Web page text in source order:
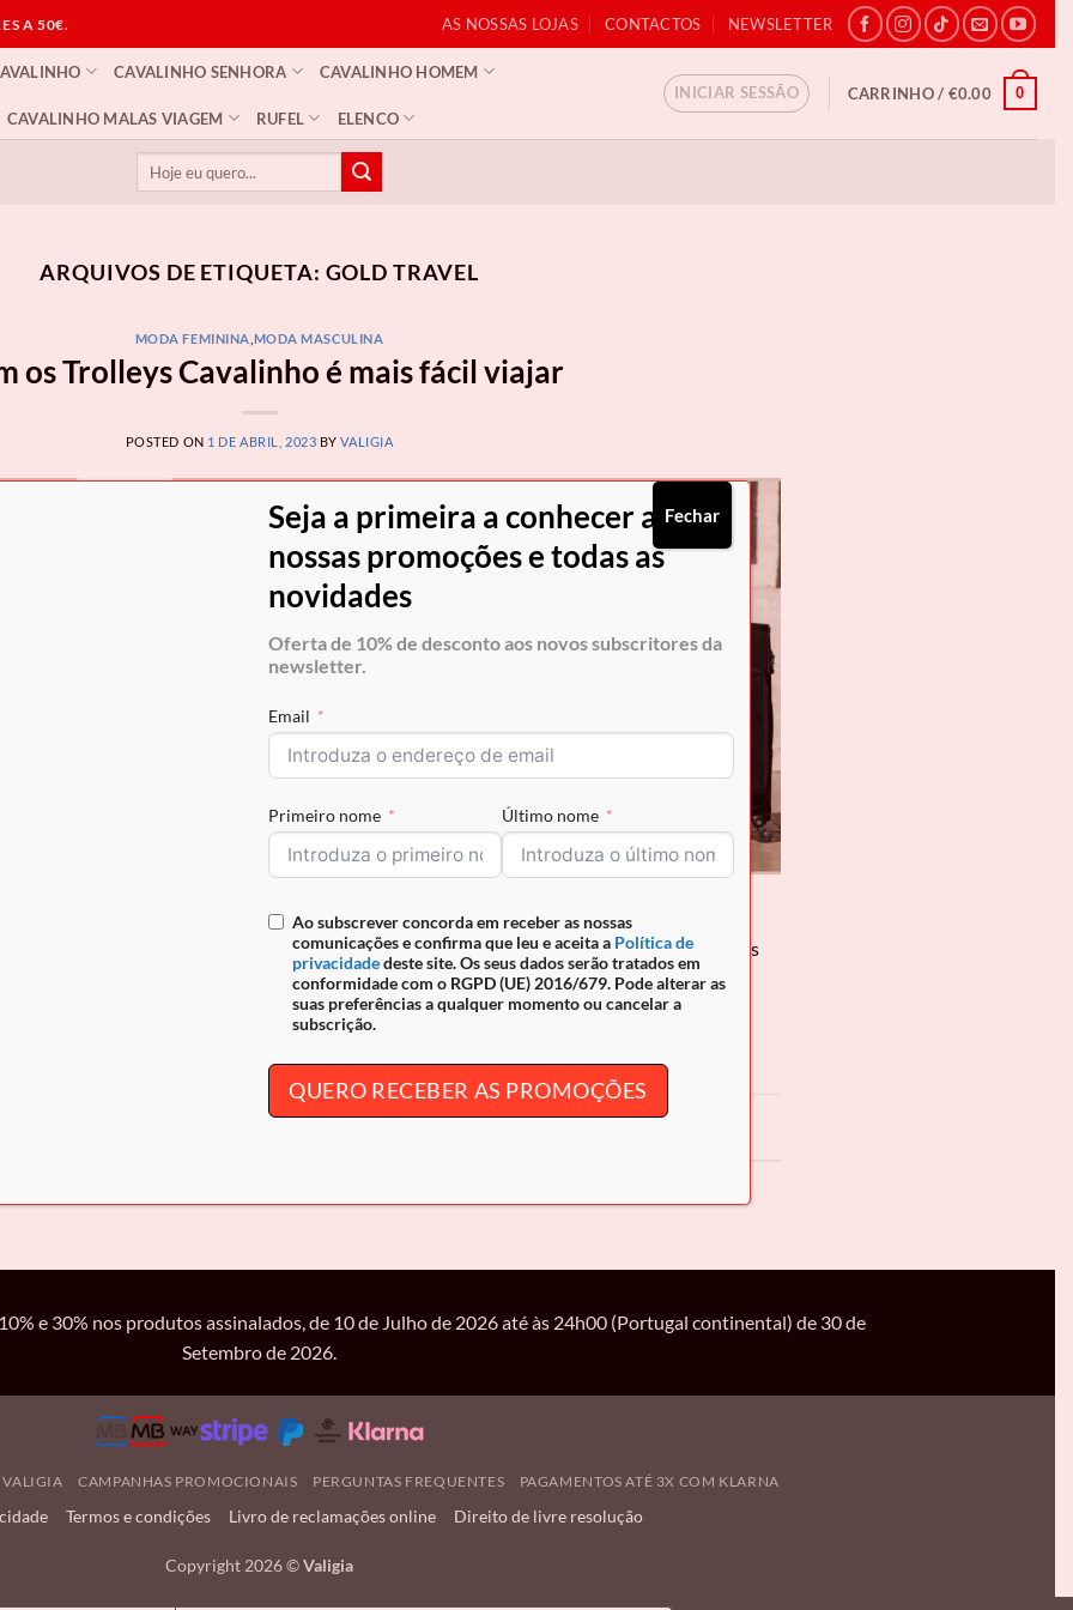
A 50€. AS NOSSAS LOJAS CONTACTOS NEWSLETTER
CAVALINHO SENHORA CAVALINHO HOMEM
CAVALINHO MALAS VIAGEM RUFEL ELENCO
INICIAR SESSÃO CARRINHO / €0.00 0
ARQUIVOS DE ETIQUETA: GOLD TRAVEL
MODA FEMININA MODA MASCULINA
os Trolleys Cavalinho é mais fácil viajar
POSTED ON 1 DE ABRIL, 2023 BYVALIGIA
fácil viajar. Fechar as malas e embarcar numa nova aventura será um dos seus momentos
o que quer levar pode ficar perfeitamente organizado nos Trolleys Cavalinho. “Nos lugares
amortecidas pelos hábitos, revigoramos.” Marcel Proust Muito leves, silenciosas , […]
CONTINUAR A LER→
Artigo Viagem,Cavalinho,Cavalinho Viagem,Fecho TSA,Gold,Gold
e 30% nos produtos assinalados, de 10 de Julho de 2026 até às 24h00 (Portugal continental) de 30 de
Setembro de 2026.
VALIGIA CAMPANHAS PROMOCIONAIS PERGUNTAS FREQUENTES PAGAMENTOS ATÉ 3X COM KLARNA
Termos e condições Livro de reclamações online Direito de livre resolução
Copyright 2026 ©Valigia
Seja a primeira a conhecer as
nossas promoções e todas as
novidades
Oferta de 10% de desconto aos novos subscritores da
newsletter.
Email
Primeiro nome Último nome
Ao subscrever concorda em receber as nossas
comunicações e confirma que leu e aceita a Política de
privacidadedeste site. Os seus dados serão tratados em
conformidade com o RGPD (UE) 2016/679. Pode alterar as
suas preferências a qualquer momento ou cancelar a
subscrição.
QUERO RECEBER AS PROMOÇÕES
Fechar